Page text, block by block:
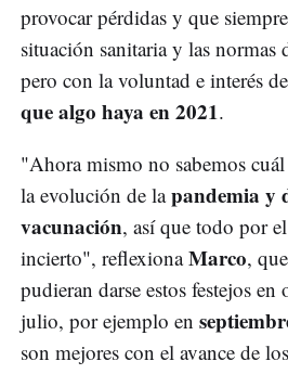
provocar pérdidas y que
situación sanitaria y las normas
pero con la voluntad e interés
que algo haya en 2021.
"Ahora mismo no sabemos cuál
la evolución de lapandemia y
vacunación, así que todo por
incierto", reflexionaMarco,
pudieran darse estos festejos en
julio, por ejemplo en
son mejores con el avance de